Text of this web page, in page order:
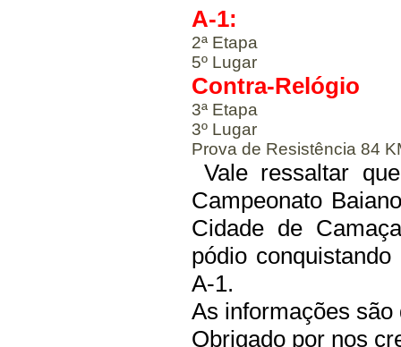
A-1:
2ª Etapa
5º Lugar
Contra-Relógio
3ª Etapa
3º Lugar
Prova de Resistência 84
Vale ressaltar
Campeonato
Cidade de
pódio
A-1.
As informações são
Obrigado por nos